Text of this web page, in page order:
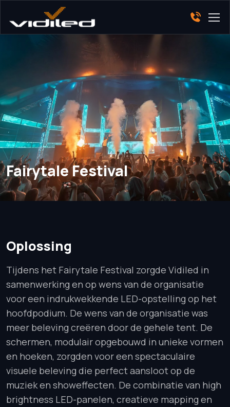
Fairytale Festival
Oplossing
Tijdens het Fairytale Festival zorgde Vidiled in
samenwerking en op wens van de organisatie
voor een indrukwekkende LED-opstelling op het
hoofdpodium. De wens van de organisatie was
meer beleving creëren door de gehele tent. De
schermen, modulair opgebouwd in unieke vormen
en hoeken, zorgden voor een spectaculaire
visuele beleving die perfect aansloot op de
muziek en showeffecten. De combinatie van high
brightness LED-panelen, creatieve mapping en